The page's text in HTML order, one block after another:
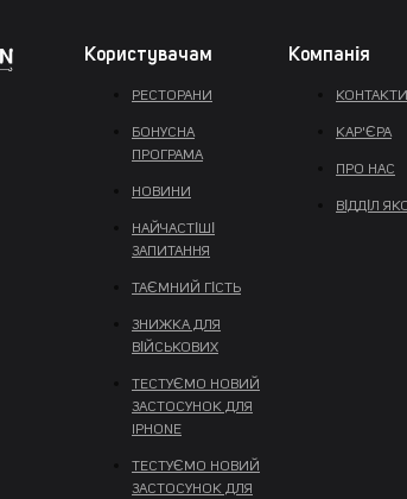
Користувачам
РЕСТОРАНИ
БОНУСНА
ПРОГРАМА
НОВИНИ
НАЙЧАСТІШІ
ЗАПИТАННЯ
ТАЄМНИЙ ГІСТЬ
ЗНИЖКА ДЛЯ
ВІЙСЬКОВИХ
ТЕСТУЄМО НОВИЙ
ЗАСТОСУНОК ДЛЯ
IPHONE
ТЕСТУЄМО НОВИЙ
ЗАСТОСУНОК ДЛЯ
Компанія
КОНТАКТИ
КАР'ЄРА
ПРО НАС
ВІДДІЛ